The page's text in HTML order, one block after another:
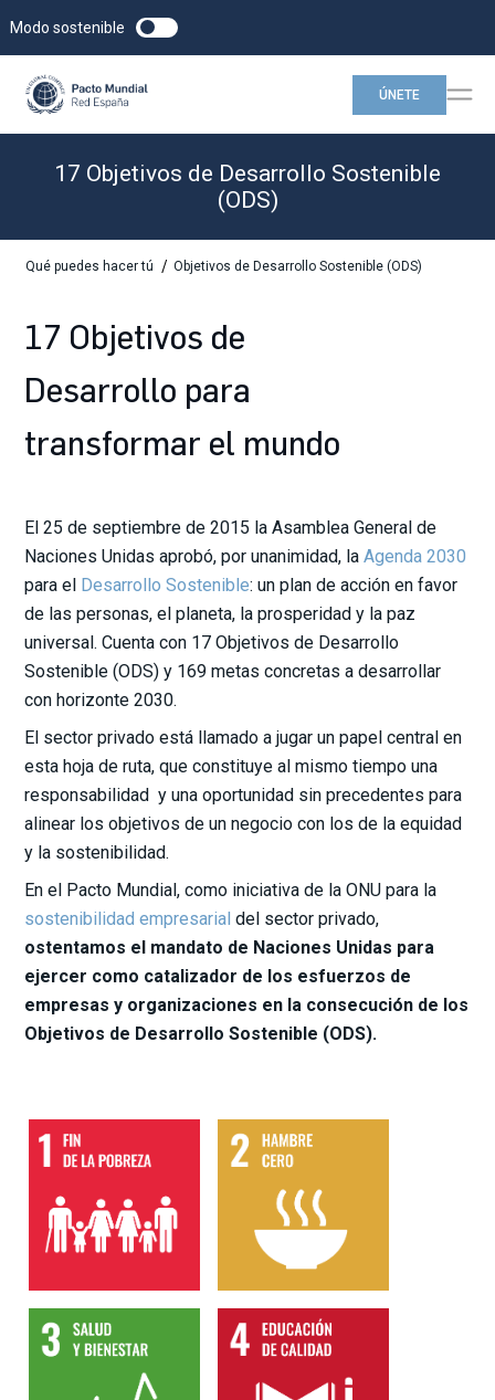
Modo sostenible
ÚNETE
17 Objetivos de Desarrollo Sostenible
(ODS)
Qué puedes hacer tú / Objetivos de Desarrollo Sostenible (ODS)
17 Objetivos de
Desarrollo para
transformar el mundo
El 25 de septiembre de 2015 la Asamblea General de
Naciones Unidas aprobó, por unanimidad, laAgenda 2030
para el Desarrollo Sostenible: un plan de acción en favor
de las personas, el planeta, la prosperidad y la paz
universal. Cuenta con 17 Objetivos de Desarrollo
Sostenible (ODS) y 169 metas concretas a desarrollar
con horizonte 2030.
El sector privado está llamado a jugar un papel central en
esta hoja de ruta, que constituye al mismo tiempo una
responsabilidad y una oportunidad sin precedentes para
alinear los objetivos de un negocio con los de la equidad
y la sostenibilidad.
En el Pacto Mundial, como iniciativa de la ONU para la
sostenibilidad empresarial del sector privado,
ostentamos el mandato de Naciones Unidas para
ejercer como catalizador de los esfuerzos de
empresas y organizaciones en la consecución de los
Objetivos de Desarrollo Sostenible (ODS).